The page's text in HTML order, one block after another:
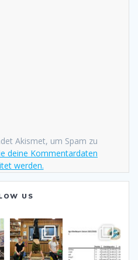
Akismet, um Spam zu
deine Kommentardaten
werden.
US